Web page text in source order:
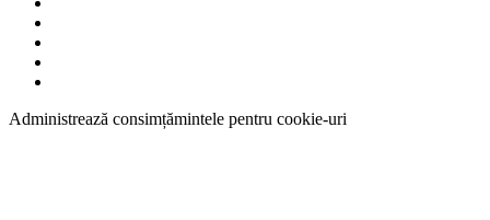
Administrează consimțămintele pentru cookie-uri